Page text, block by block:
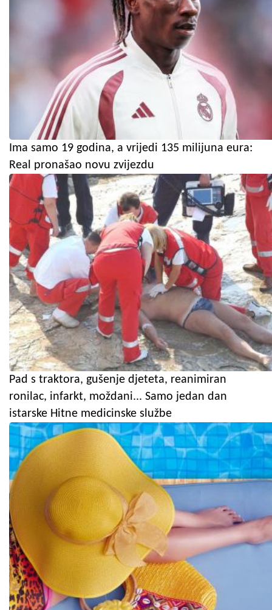
Ima samo 19 godina, a vrijedi 135 milijuna eura:
Real pronašao novu zvijezdu
Pad s traktora, gušenje djeteta, reanimiran
ronilac, infarkt, moždani... Samo jedan dan
istarske Hitne medicinske službe